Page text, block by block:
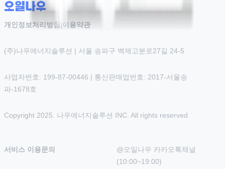
개인정보처리방침 |이용약관
(주)나우에너지솔루션 | 서울 송파구 백제고분로27길 24-5
사업자번호: 199-87-00446 | 통신판매업번호: 2017-서울송
파-1678호
Copyright 2025. 나우에너지솔루션 INC. All rights reserved.
서비스 이용문의
@오일나우 카카오톡채널
(10:00~19:00)